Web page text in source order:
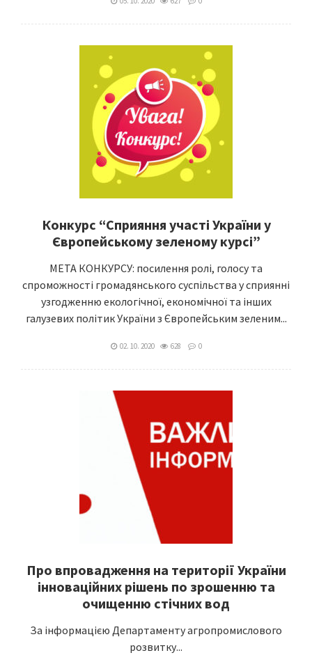
Конкурс “Сприяння участі України у
Європейському зеленому курсі”
МЕТА КОНКУРСУ: посилення ролі, голосу та
спроможності громадянського суспільства у сприянні
узгодженню екологічної, економічної та інших
галузевих політик України з Європейським зеленим...
02. 10. 2020 628 0
Про впровадження на території України
інноваційних рішень по зрошенню та
очищенню стічних вод
За інформацією Департаменту агропромислового
розвитку...